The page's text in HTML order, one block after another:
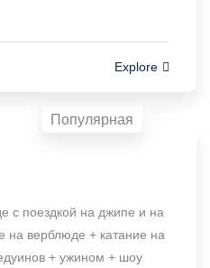
Explore
Популярная
с поездкой на джипе и на
на верблюде + катание на
+ ужином + шоу